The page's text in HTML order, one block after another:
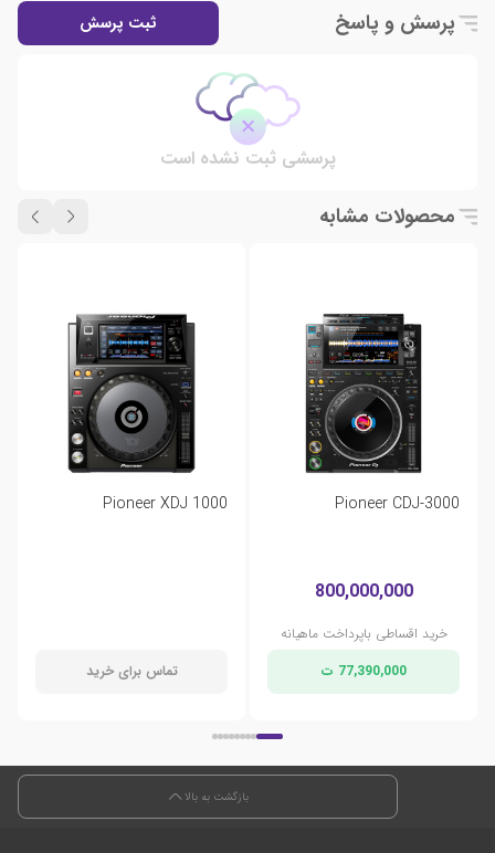
پرسش و پاسخ ثبت پرسش
پرسشی ثبت نشده است
محصولات مشابه
Pioneer CDJ-3000
800,000,000
خرید اقساطی باپرداخت ماهیانه
77,390,000 ت
Pioneer XDJ 1000
تماس برای خرید
بازگشت به بالا